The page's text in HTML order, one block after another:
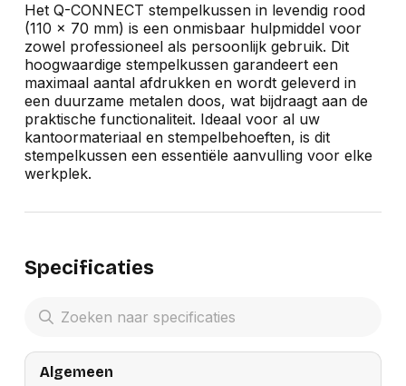
Het Q-CONNECT stempelkussen in levendig rood
(110 x 70 mm) is een onmisbaar hulpmiddel voor
zowel professioneel als persoonlijk gebruik. Dit
hoogwaardige stempelkussen garandeert een
maximaal aantal afdrukken en wordt geleverd in
een duurzame metalen doos, wat bijdraagt aan de
praktische functionaliteit. Ideaal voor al uw
kantoormateriaal en stempelbehoeften, is dit
stempelkussen een essentiële aanvulling voor elke
werkplek.
Specificaties
Algemeen